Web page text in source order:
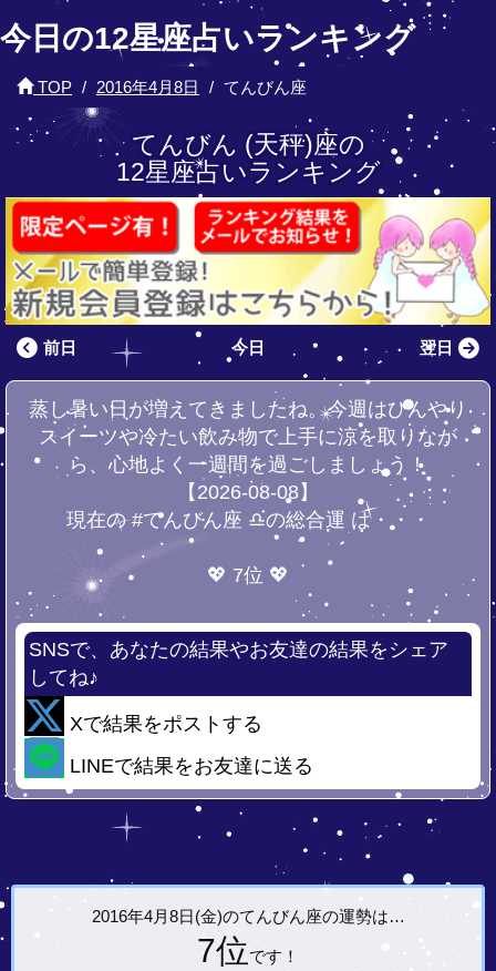
今日の12星座占いランキング
TOP 2016年4月8日 てんびん座
てんびん (天秤)座の
12星座占いランキング
前日 今日 翌日
蒸し暑い日が増えてきましたね。今週はひんやり
スイーツや冷たい飲み物で上手に涼を取りなが
ら、心地よく一週間を過ごしましょう！
【2026-08-08】
現在の #てんびん座 ♎の総合運 は・・・
💖 7位 💖
SNSで、あなたの結果やお友達の結果をシェア
してね♪
Xで結果をポストする
LINEで結果をお友達に送る
2016年4月8日(金)のてんびん座の運勢は…
7位です！